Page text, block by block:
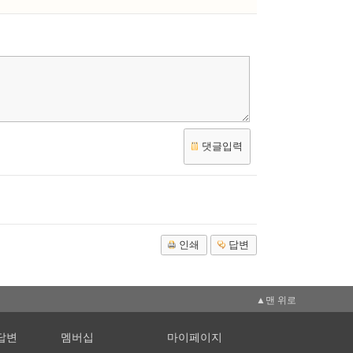
댓글입력
인쇄 답변
▲맨 위로
변 멤버십 마이페이지